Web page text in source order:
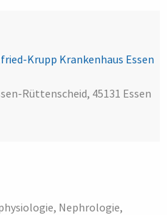
Krupp Krankenhaus Essen
Rüttenscheid, 45131 Essen
Nephrologie,